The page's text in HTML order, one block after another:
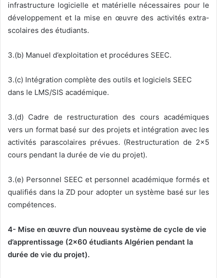
infrastructure logicielle et matérielle nécessaires pour le
développement et la mise en œuvre des activités extra-
scolaires des étudiants.
3.(b) Manuel d’exploitation et procédures SEEC.
3.(c) Intégration complète des outils et logiciels SEEC
dans le LMS/SIS académique.
3.(d) Cadre de restructuration des cours académiques
vers un format basé sur des projets et intégration avec les
activités parascolaires prévues. (Restructuration de 2×5
cours pendant la durée de vie du projet).
3.(e) Personnel SEEC et personnel académique formés et
qualifiés dans la ZD pour adopter un système basé sur les
compétences.
4- Mise en œuvre d’un nouveau système de cycle de vie
d’apprentissage (2×60 étudiants Algérien pendant la
durée de vie du projet).